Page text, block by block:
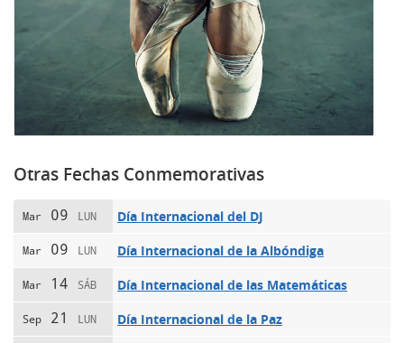
Otras Fechas Conmemorativas
Mar 09 LUN Día Internacional del DJ
Mar 09 LUN Día Internacional de la Albóndiga
Mar 14 SÁB Día Internacional de las Matemáticas
Sep 21 LUN Día Internacional de la Paz